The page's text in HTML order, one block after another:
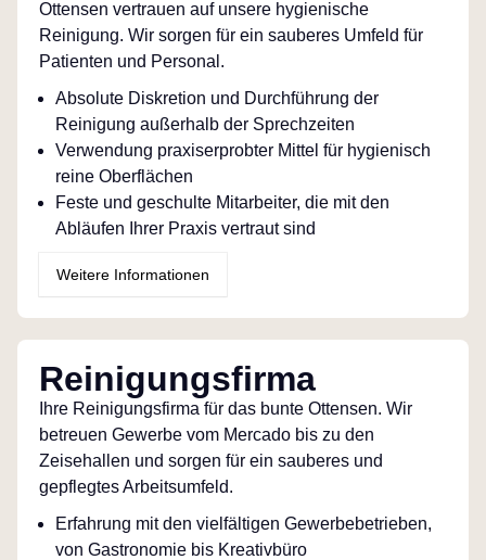
Ottensen vertrauen auf unsere hygienische
Reinigung. Wir sorgen für ein sauberes Umfeld für
Patienten und Personal.
Absolute Diskretion und Durchführung der
Reinigung außerhalb der Sprechzeiten
Verwendung praxiserprobter Mittel für hygienisch
reine Oberflächen
Feste und geschulte Mitarbeiter, die mit den
Abläufen Ihrer Praxis vertraut sind
Weitere Informationen
Reinigungsfirma
Ihre Reinigungsfirma für das bunte Ottensen. Wir
betreuen Gewerbe vom Mercado bis zu den
Zeisehallen und sorgen für ein sauberes und
gepflegtes Arbeitsumfeld.
Erfahrung mit den vielfältigen Gewerbebetrieben,
von Gastronomie bis Kreativbüro